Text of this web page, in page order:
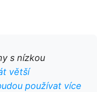
s nízkou
větší
používat více